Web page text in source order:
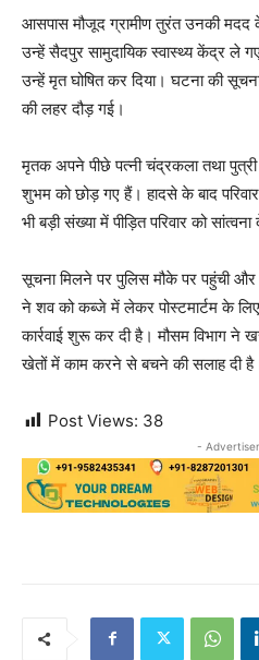
आसपास मौजूद ग्रामीण तुरंत उनकी
उन्हें सैदपुर सामुदायिक स्वास्थ्य केंद्र ले
उन्हें मृत घोषित कर दिया। घटना की
की लहर दौड़ गई।
मृतक अपने पीछे पत्नी चंद्रकला तथा
शुभम को छोड़ गए हैं। हादसे के बाद
भी बड़ी संख्या में पीड़ित परिवार को
सूचना मिलने पर पुलिस मौके पर पहुंची
ने शव को कब्जे में लेकर पोस्टमार्टम के
कार्रवाई शुरू कर दी है। मौसम विभाग ने
खेतों में काम करने से बचने की सलाह दी
Post Views: 38
-